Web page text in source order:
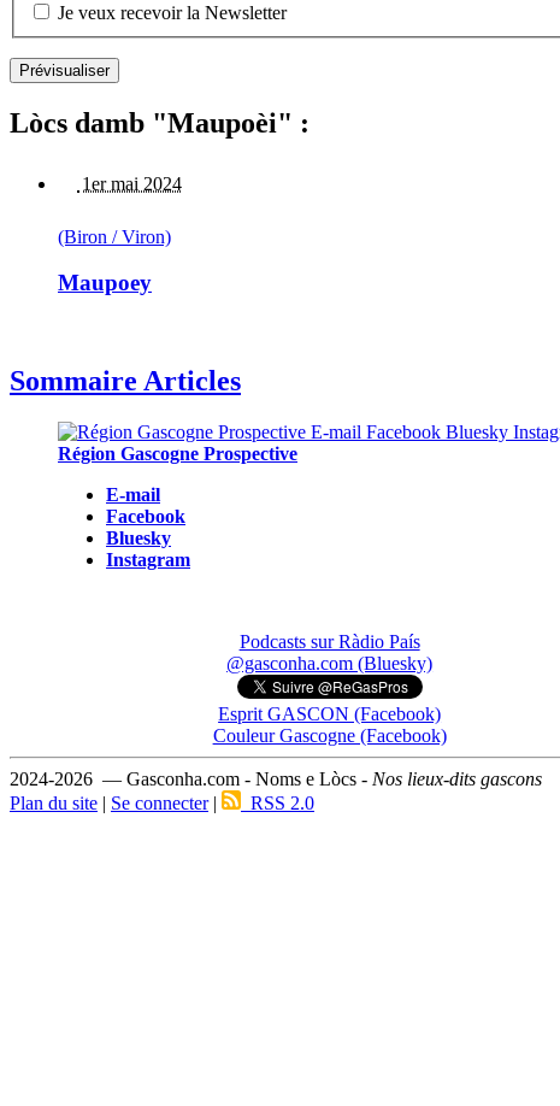
Je veux recevoir la Newsletter
Lòcs damb "Maupoèi" :
1er mai 2024
(Biron / Viron)
Maupoey
Sommaire Articles
Région Gascogne Prospective
E-mail
Facebook
Bluesky
Instagram
Podcasts sur Ràdio País
@gasconha.com (Bluesky)
Esprit GASCON (Facebook)
Couleur Gascogne (Facebook)
2024-2026 — Gasconha.com - Noms e Lòcs - Nos lieux-dits gascons
Plan du site | Se connecter| RSS 2.0